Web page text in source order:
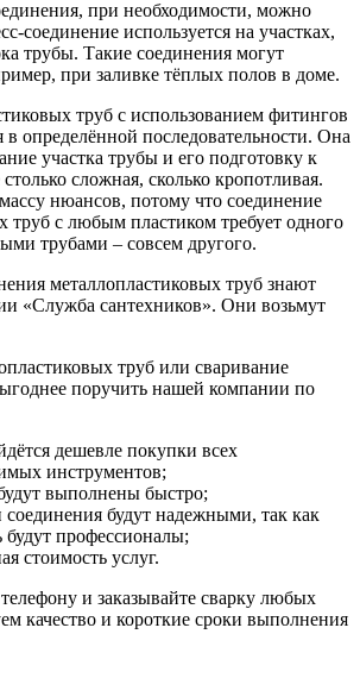
при необходимости, можно
соединение используется на участках,
трубы. Такие соединения могут
при заливке тёплых полов в доме.
труб с использованием фитингов
определённой последовательности. Она
участка трубы и его подготовку к
сложная, сколько кропотливая.
нюансов, потому что соединение
труб с любым пластиком требует одного
трубами – совсем другого.
металлопластиковых труб знают
«Служба сантехников». Они возьмут
труб или сваривание
поручить нашей компании по
дешевле покупки всех
инструментов;
выполнены быстро;
будут надежными, так как
будут профессионалы;
стоимость услуг.
и заказывайте сварку любых
качество и короткие сроки выполнения